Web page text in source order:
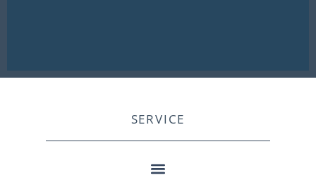
SERVICE